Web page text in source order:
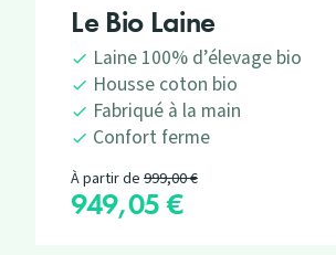
Le Bio Laine
Laine 100% d’élevage bio
Housse coton bio
Fabriqué à la main
Confort ferme
À partir dePrix de base
999,00 €
Prix
949,05 €